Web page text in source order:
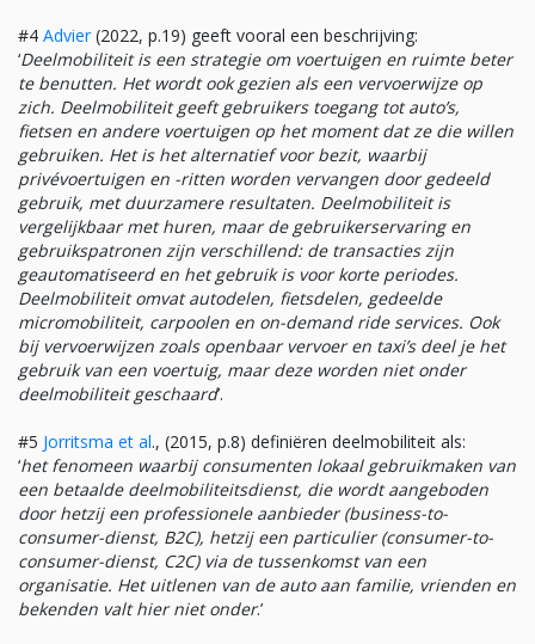
#4 Advier(2022, p.19) geeft vooral een beschrijving:
‘Deelmobiliteit is een strategie om voertuigen en ruimte beter
te benutten. Het wordt ook gezien als een vervoerwijze op
zich. Deelmobiliteit geeft gebruikers toegang tot auto’s,
fietsen en andere voertuigen op het moment dat ze die willen
gebruiken. Het is het alternatief voor bezit, waarbij
privévoertuigen en -ritten worden vervangen door gedeeld
gebruik, met duurzamere resultaten. Deelmobiliteit is
vergelijkbaar met huren, maar de gebruikerservaring en
gebruikspatronen zijn verschillend: de transacties zijn
geautomatiseerd en het gebruik is voor korte periodes.
Deelmobiliteit omvat autodelen, fietsdelen, gedeelde
micromobiliteit, carpoolen en on-demand ride services. Ook
bij vervoerwijzen zoals openbaar vervoer en taxi’s deel je het
gebruik van een voertuig, maar deze worden niet onder
deelmobiliteit geschaard’.
#5 Jorritsma et al., (2015, p.8) definiëren deelmobiliteit als:
‘het fenomeen waarbij consumenten lokaal gebruikmaken van
een betaalde deelmobiliteitsdienst, die wordt aangeboden
door hetzij een professionele aanbieder (business-to-
consumer-dienst, B2C), hetzij een particulier (consumer-to-
consumer-dienst, C2C) via de tussenkomst van een
organisatie. Het uitlenen van de auto aan familie, vrienden en
bekenden valt hier niet onder.’